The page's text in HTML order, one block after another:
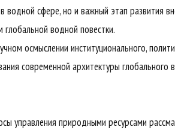
сфере, но и важный этап развития
глобальной водной повестки.
осмыслении институционального,
современной архитектуры глобального
управления природными ресурсами